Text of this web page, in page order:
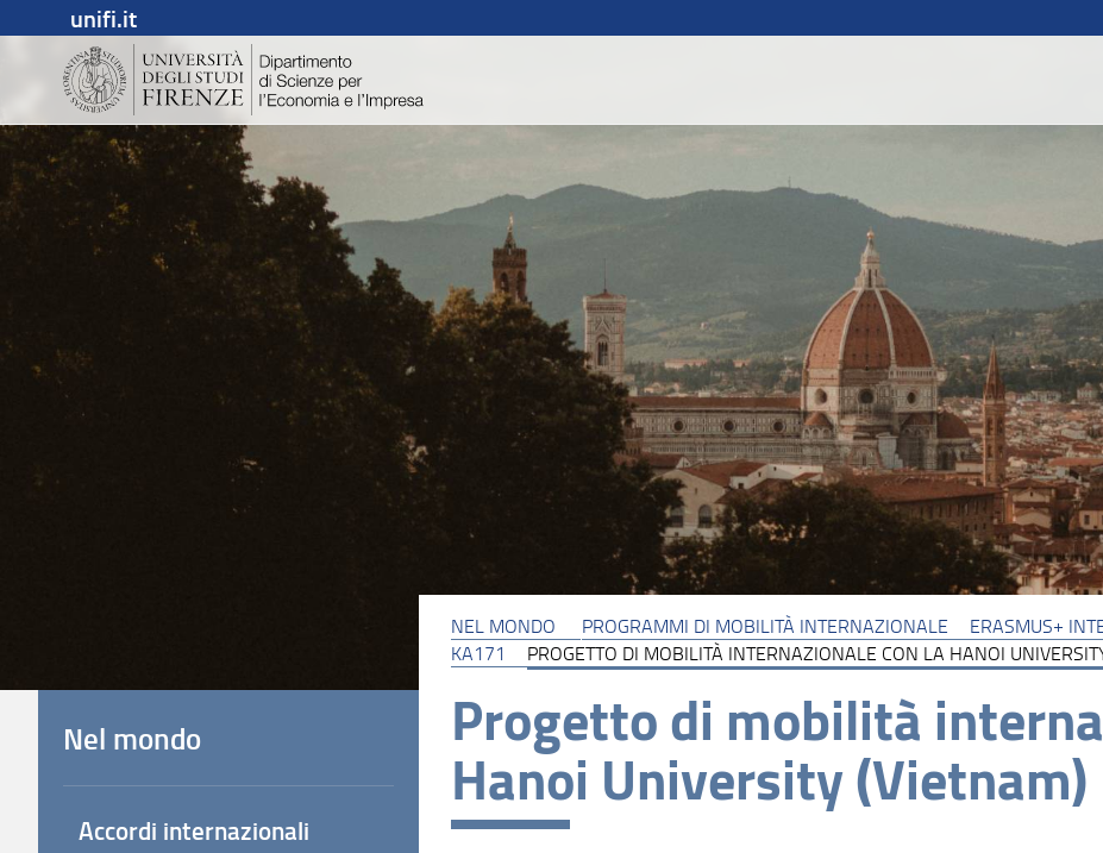
unifi.it
NEL MONDO PROGRAMMI DI MOBILITÀ INTERNAZIONALE
ERASMUS+
KA171
PROGETTO DI MOBILITÀ INTERNAZIONALE CON LA HANOI
Progetto di mobilità
Hanoi University (Vietnam)
Nel mondo
Accordi internazionali